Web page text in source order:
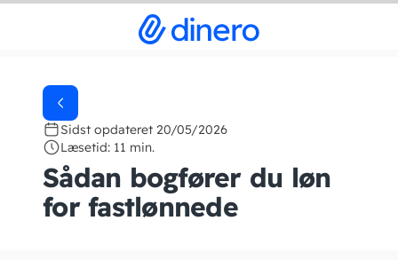
Sidst opdateret 20/05/2026
Læsetid: 11 min.
Sådan bogfører du løn
for fastlønnede